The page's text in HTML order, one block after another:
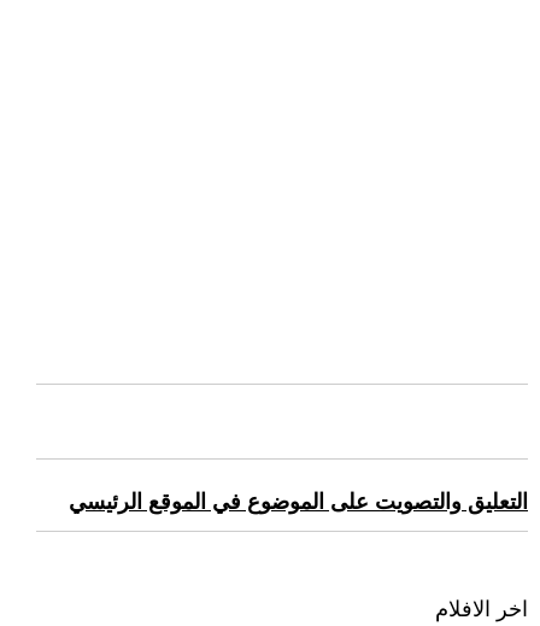
التعليق والتصويت على الموضوع في الموقع الرئيسي
اخر الافلام